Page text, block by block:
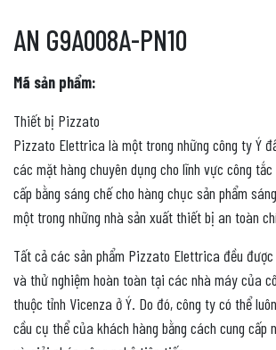
AN G9A008A-PN10
Mã sản phẩm:
Thiết bị Pizzato
Pizzato Elettrica là một trong những công ty Ý
các mặt hàng chuyên dụng cho lĩnh vực công
cấp bằng sáng chế cho hàng chục sản phẩm
một trong những nhà sản xuất thiết bị an toàn
Tất cả các sản phẩm Pizzato Elettrica đều
và thử nghiệm hoàn toàn tại các nhà máy của
thuộc tỉnh Vicenza ở Ý. Do đó, công ty có thể
cầu cụ thể của khách hàng bằng cách cung cấp